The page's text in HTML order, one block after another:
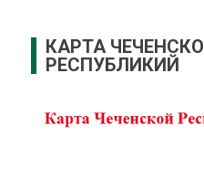
КАРТА
РЕСПУБЛИКИЙ